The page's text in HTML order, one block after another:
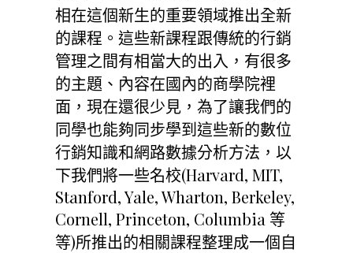
相在這個新生的重要領域推出全新
的課程。這些新課程跟傳統的行銷
管理之間有相當大的出入，有很多
的主題、內容在國內的商學院裡
面，現在還很少見，為了讓我們的
同學也能夠同步學到這些新的數位
行銷知識和網路數據分析方法，以
下我們將一些名校(Harvard, MIT,
Stanford, Yale, Wharton, Berkeley,
Cornell, Princeton, Columbia 等
等)所推出的相關課程整理成一個自